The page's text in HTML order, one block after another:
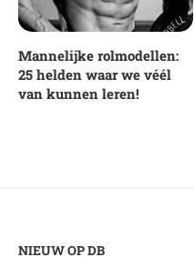
Mannelijke rolmodellen:
25 helden waar we véél
van kunnen leren!
NIEUW OP DB